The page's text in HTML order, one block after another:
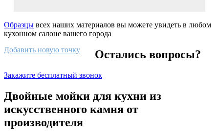
Образцы всех наших материалов вы можете увидеть в любом
кухонном салоне вашего города
Добавить новую точку
Остались вопросы?
Закажите бесплатный звонок
Двойные мойки для кухни из
искусственного камня от
производителя